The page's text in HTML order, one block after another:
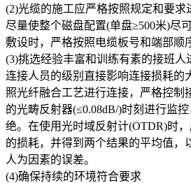
(2)光缆的施工应严格按照规定和要求
尽量使整个磁盘配置(单盘≥500米)尽
敷设时，严格按照电缆板号和端部顺
(3)挑选经验丰富和训练有素的接班人
连接人员的级别直接影响连接损耗的
照光纤融合工艺进行连接，严格控制
的光畴反射器(≤0.08dB/)时刻进行监
绝。在使用光时域反射计(OTDR)时
的损耗，并得到两个结果的平均值，
人为因素的误差。
(4)确保持续的环境符合要求